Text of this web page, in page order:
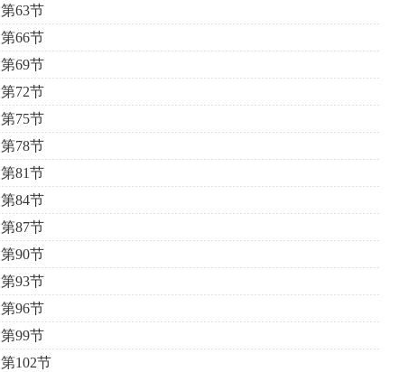
第63节
第66节
第69节
第72节
第75节
第78节
第81节
第84节
第87节
第90节
第93节
第96节
第99节
第102节